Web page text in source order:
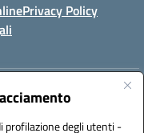
degli utenti -
Privacy Policy
(VV)